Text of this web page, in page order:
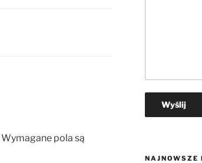
Wymagane pola są
NAJNOWSZE